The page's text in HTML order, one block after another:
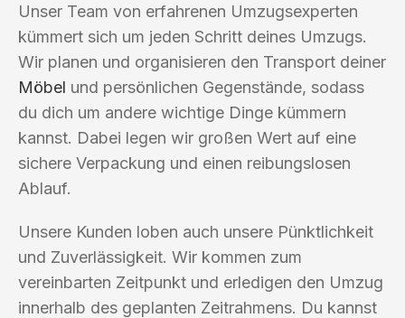
Unser Team von erfahrenen Umzugsexperten
kümmert sich um jeden Schritt deines Umzugs.
Wir planen und organisieren den Transport deiner
Möbel und persönlichen Gegenstände, sodass
du dich um andere wichtige Dinge kümmern
kannst. Dabei legen wir großen Wert auf eine
sichere Verpackung und einen reibungslosen
Ablauf.
Unsere Kunden loben auch unsere Pünktlichkeit
und Zuverlässigkeit. Wir kommen zum
vereinbarten Zeitpunkt und erledigen den Umzug
innerhalb des geplanten Zeitrahmens. Du kannst